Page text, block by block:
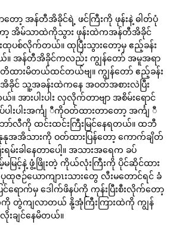
ော့ အန်တီအိခိုင်ရဲ့ ဖင်ကြီးကို ဖုန်းနဲ့ ဓါတ်ပုံ
ာ့ အိမ်သာထဲကိုသွား ဖုန်းထဲကအန်တီအိခိုင်
းထုပစ်လိုက်တယ်။ ထုပြီးသွားတော့မှ ဧည့်ခန်း
။ အန်တီအိခိုင်ကလည်း ကျွန်တော် အမူအရာ
ားမိတယ်ထင်တယ်ဗျ။ ကျွန်တော် ဧည့်ခန်း
ခိုင် သူ့အခန်းထဲကနေ အဝတ်အစားလဲပြီး
ားပါးပါး လှလိုက်တာဗျာ အစိမ်းရောင်
းပါးအင်္ကျ ီကိုဝတ်ထားတာတော့ အင်္ကျ
ာ်လီကို ထင်းထင်းကြီးမြင်နေရတယ်။ ထဘီ
အအိသားကို ဝတ်ထားပြန်တော့ ကောက်ချိတ်
မ်းခါနေတာပေါ့။ အသားအရေက ခပ်
င့်နဲ့ ဖွံ့ဖြိုးတဲ့ ကိုယ်လုံးကြီးကို ပိုင်ဆိုင်ထား
ဇဉ်ယောကျာၤးသားတွေ လီးမတောင်ရင် ခံ
ြင်ရောက်မှ ဒေါက်ဖိနပ်ကို ကုန်းပြီးစီးလိုက်တော့
တွဲကျလာတယ် နို့အုံကြီးကြားထဲကို ကျွန်
လိုးချင်နေမိတယ်။